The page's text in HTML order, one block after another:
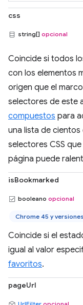
css
string[] opcional
Coincide si todos
con los elementos
origen que el
selectores de este
compuestos para
una lista de cientos
selectores CSS
página puede
isBookmarked
booleano opcional
Chrome 45 y
Coincide si el
igual al valor
favoritos.
pageUrl